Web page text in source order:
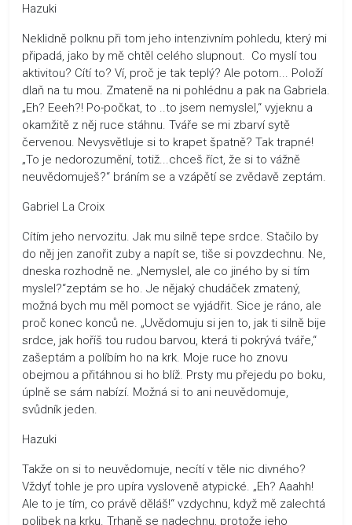
Hazuki
Neklidně polknu při tom jeho intenzivním pohledu, který mi
připadá, jako by mě chtěl celého slupnout. Co myslí tou
aktivitou? Cítí to? Ví, proč je tak teplý? Ale potom... Položí
dlaň na tu mou. Zmateně na ni pohlédnu a pak na Gabriela.
„Eh? Eeeh?! Po-počkat, to ..to jsem nemyslel,“ vyjeknu a
okamžitě z něj ruce stáhnu. Tváře se mi zbarví sytě
červenou. Nevysvětluje si to krapet špatně? Tak trapné!
„To je nedorozumění, totiž...chceš říct, že si to vážně
neuvědomuješ?“ bráním se a vzápětí se zvědavě zeptám.
Gabriel La Croix
Cítím jeho nervozitu. Jak mu silně tepe srdce. Stačilo by
do něj jen zanořit zuby a napít se, tiše si povzdechnu. Ne,
dneska rozhodně ne. „Nemyslel, ale co jiného by si tím
myslel?“zeptám se ho. Je nějaký chudáček zmatený,
možná bych mu měl pomoct se vyjádřit. Sice je ráno, ale
proč konec konců ne. „Uvědomuju si jen to, jak ti silně bije
srdce, jak hoříš tou rudou barvou, která ti pokrývá tváře,“
zašeptám a políbím ho na krk. Moje ruce ho znovu
obejmou a přitáhnou si ho blíž. Prsty mu přejedu po boku,
úplně se sám nabízí. Možná si to ani neuvědomuje,
svůdník jeden.
Hazuki
Takže on si to neuvědomuje, necítí v těle nic divného?
Vždyť tohle je pro upíra vysloveně atypické. „Eh? Aaahh!
Ale to je tím, co právě děláš!“ vzdychnu, když mě zalechtá
polibek na krku. Trhaně se nadechnu, protože jeho